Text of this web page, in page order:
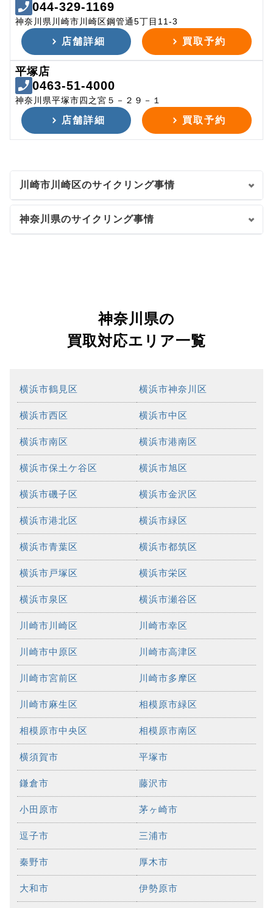
044-329-1169
神奈川県川崎市川崎区鋼管通5丁目11-3
店舗詳細 買取予約
平塚店
0463-51-4000
神奈川県平塚市四之宮５－２９－１
店舗詳細 買取予約
川崎市川崎区のサイクリング事情
神奈川県のサイクリング事情
神奈川県の
買取対応エリア一覧
横浜市鶴見区 横浜市神奈川区
横浜市西区 横浜市中区
横浜市南区 横浜市港南区
横浜市保土ケ谷区 横浜市旭区
横浜市磯子区 横浜市金沢区
横浜市港北区 横浜市緑区
横浜市青葉区 横浜市都筑区
横浜市戸塚区 横浜市栄区
横浜市泉区 横浜市瀬谷区
川崎市川崎区 川崎市幸区
川崎市中原区 川崎市高津区
川崎市宮前区 川崎市多摩区
川崎市麻生区 相模原市緑区
相模原市中央区 相模原市南区
横須賀市 平塚市
鎌倉市 藤沢市
小田原市 茅ヶ崎市
逗子市 三浦市
秦野市 厚木市
大和市 伊勢原市